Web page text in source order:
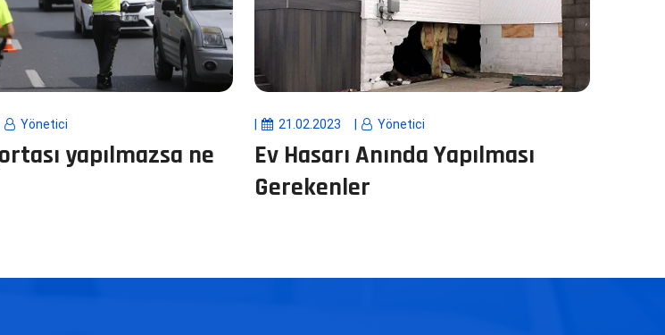
Yönetici
yapılmazsa ne
21.02.2023 Yönetici
Ev Hasarı Anında Yapılması
Gerekenler